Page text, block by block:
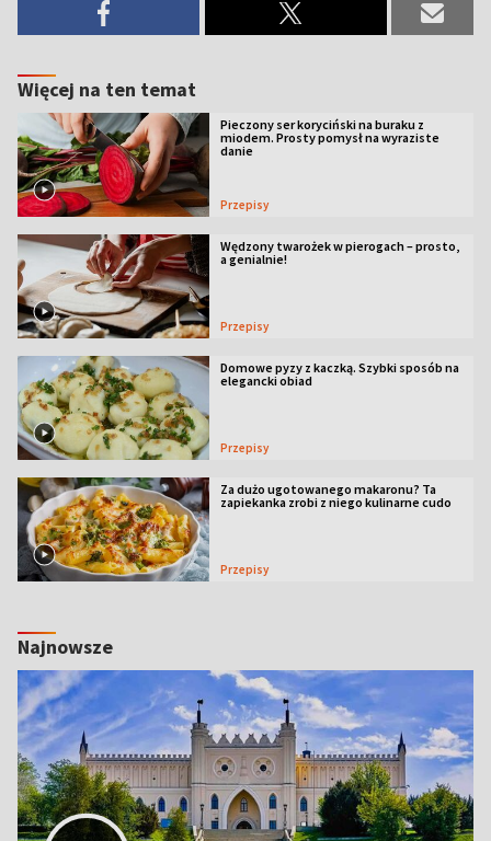
Więcej na ten temat
Pieczony ser koryciński na buraku z
miodem. Prosty pomysł na wyraziste
danie
Przepisy
Wędzony twarożek w pierogach – prosto,
a genialnie!
Przepisy
Domowe pyzy z kaczką. Szybki sposób na
elegancki obiad
Przepisy
Za dużo ugotowanego makaronu? Ta
zapiekanka zrobi z niego kulinarne cudo
Przepisy
Najnowsze